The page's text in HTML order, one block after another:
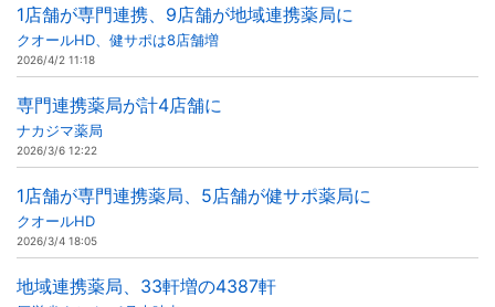
1店舗が専門連携、9店舗が地域連携薬局に
クオールHD、健サポは8店舗増
2026/4/2 11:18
専門連携薬局が計4店舗に
ナカジマ薬局
2026/3/6 12:22
1店舗が専門連携薬局、5店舗が健サポ薬局に
クオールHD
2026/3/4 18:05
地域連携薬局、33軒増の4387軒